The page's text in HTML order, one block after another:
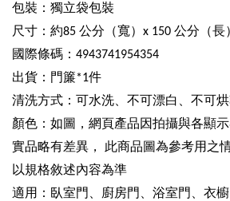
包裝：獨立袋包裝
尺寸：約85 公分（寬） x 150 公分（長
國際條碼： 4943741954354
出貨：門簾*1件
清洗方式：可水洗、不可漂白、不可
顏色：如圖，網頁產品因拍攝與各顯
實品略有差異，
此商品圖為參考用之
以規格敘述內容為準
適用：臥室門、廚房門、浴室門、衣